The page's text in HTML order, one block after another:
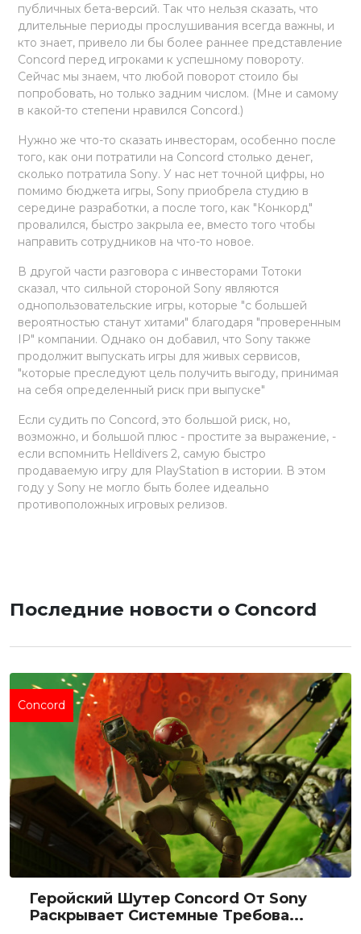
публичных бета-версий. Так что нельзя сказать, что
длительные периоды прослушивания всегда важны, и
кто знает, привело ли бы более раннее представление
Concord перед игроками к успешному повороту.
Сейчас мы знаем, что любой поворот стоило бы
попробовать, но только задним числом. (Мне и самому
в какой-то степени нравился Concord.)
Нужно же что-то сказать инвесторам, особенно после
того, как они потратили на Concord столько денег,
сколько потратила Sony. У нас нет точной цифры, но
помимо бюджета игры, Sony приобрела студию в
середине разработки, а после того, как "Конкорд"
провалился, быстро закрыла ее, вместо того чтобы
направить сотрудников на что-то новое.
В другой части разговора с инвесторами Тотоки
сказал, что сильной стороной Sony являются
однопользовательские игры, которые "с большей
вероятностью станут хитами" благодаря "проверенным
IP" компании. Однако он добавил, что Sony также
продолжит выпускать игры для живых сервисов,
"которые преследуют цель получить выгоду, принимая
на себя определенный риск при выпуске"
Если судить по Concord, это большой риск, но,
возможно, и большой плюс - простите за выражение, -
если вспомнить Helldivers 2, самую быстро
продаваемую игру для PlayStation в истории. В этом
году у Sony не могло быть более идеально
противоположных игровых релизов.
Последние новости о Concord
Concord
Геройский Шутер Concord От Sony
Раскрывает Системные Требова...